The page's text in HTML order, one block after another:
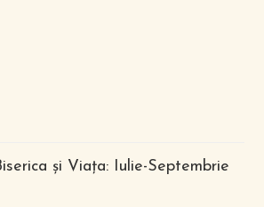
și Viața: Iulie-Septembrie